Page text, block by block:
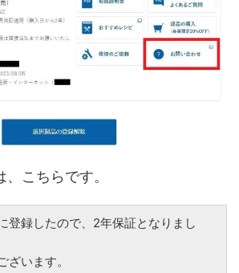
こちらです。
登録したので、2年保証となりまし
ざいます。